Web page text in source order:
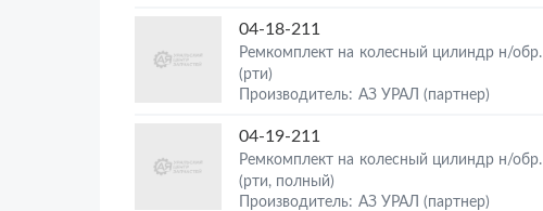
04-18-211
Ремкомплект на колесный цилиндр н/обр.
(рти)
Производитель: АЗ УРАЛ (партнер)
04-19-211
Ремкомплект на колесный цилиндр н/обр.
(рти, полный)
Производитель: АЗ УРАЛ (партнер)